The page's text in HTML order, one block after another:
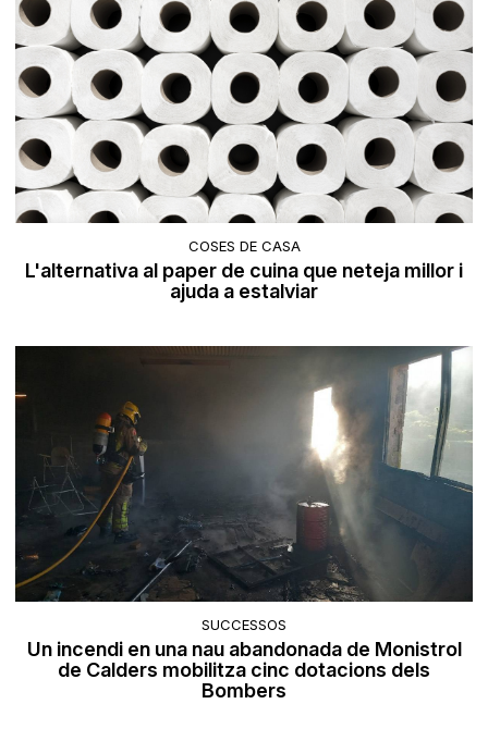
COSES DE CASA
L'alternativa al paper de cuina que neteja millor i
ajuda a estalviar
SUCCESSOS
Un incendi en una nau abandonada de Monistrol
de Calders mobilitza cinc dotacions dels
Bombers